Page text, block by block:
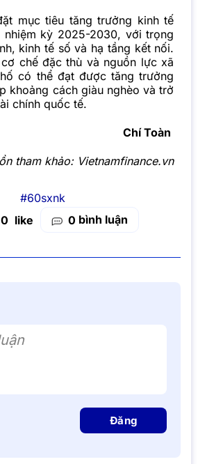
mục tiêu tăng trưởng kinh tế
nhiệm kỳ 2025-2030, với trọng
kinh tế số và hạ tầng kết nối.
chế đặc thù và nguồn lực xã
có thể đạt được tăng trưởng
khoảng cách giàu nghèo và trở
chính quốc tế.
Chí Toàn
tham khảo: Vietnamfinance.vn
#60sxnk
0
0 bình luận
Đăng